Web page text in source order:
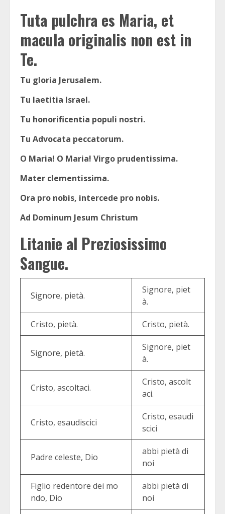
Tuta pulchra es Maria, et
macula originalis non est in
Te.
Tu gloria Jerusalem.
Tu laetitia Israel.
Tu honorificentia populi nostri.
Tu Advocata peccatorum.
O Maria! O Maria! Virgo prudentissima.
Mater clementissima.
Ora pro nobis, intercede pro nobis.
Ad Dominum Jesum Christum
Litanie al Preziosissimo
Sangue.
Signore, pietà.
Signore, piet
à.
Cristo, pietà. Cristo, pietà.
Signore, pietà.
Signore, piet
à.
Cristo, ascoltaci.
Cristo, ascolt
aci.
Cristo, esaudiscici
Cristo, esaudi
scici
Padre celeste, Dio
abbi pietà di
noi
Figlio redentore dei mo
ndo, Dio
abbi pietà di
noi